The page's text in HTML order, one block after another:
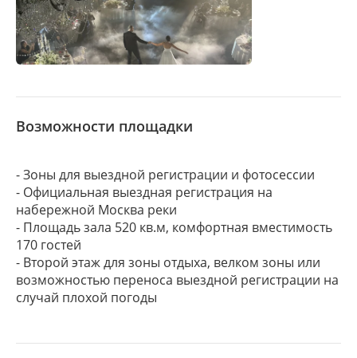
Возможности площадки
- Зоны для выездной регистрации и фотосессии
- Официальная выездная регистрация на
набережной Москва реки
- Площадь зала 520 кв.м, комфортная вместимость
170 гостей
- Второй этаж для зоны отдыха, велком зоны или
возможностью переноса выездной регистрации на
случай плохой погоды